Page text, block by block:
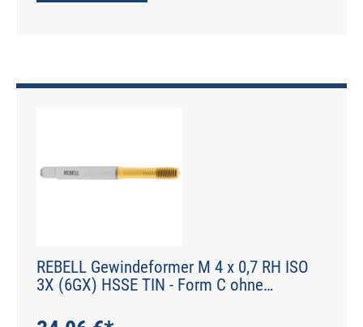
REBELL Gewindeformer M 4 x 0,7 RH ISO
3X (6GX) HSSE TIN - Form C ohne